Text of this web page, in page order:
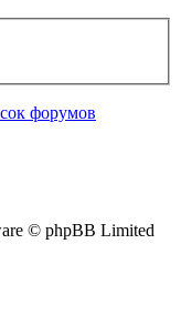
форумов
© phpBB Limited